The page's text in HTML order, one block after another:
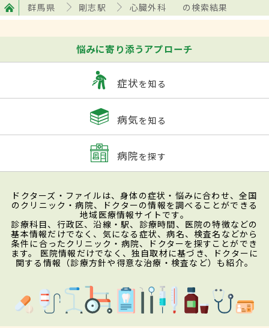
群馬県 剛志駅 心臓外科 の検索結果
悩みに寄り添うアプローチ
症状を知る
病気を知る
病院を探す
ドクターズ・ファイルは、身体の症状・悩みに合わせ、全国
のクリニック・病院、ドクターの情報を調べることができる
地域医療情報サイトです。
診療科目、行政区、沿線・駅、診療時間、医院の特徴などの
基本情報だけでなく、気になる症状、病名、検査名などから
条件に合ったクリニック・病院、ドクターを探すことができ
ます。 医院情報だけでなく、独自取材に基づき、ドクターに
関する情報（診療方針や得意な治療・検査など）も紹介。